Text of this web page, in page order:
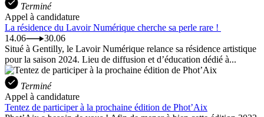
Terminé
Appel à candidature
La résidence du Lavoir Numérique cherche sa perle rare !
14.06
30.06
Situé à Gentilly, le Lavoir Numérique relance sa résidence artistique
pour la saison 2024. Lieu de diffusion et d’éducation dédié à...
Terminé
Appel à candidature
Tentez de participer à la prochaine édition de Phot’Aix